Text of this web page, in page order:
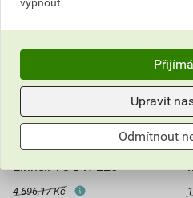
Bruska na sádrokarton
Einhell TC-DW 225
4 696,17 Kč
Upravit
Odmítnout